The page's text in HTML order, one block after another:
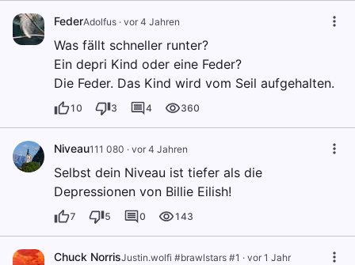
FederAdolfus · vor 4 Jahren
Was fällt schneller runter?
Ein depri Kind oder eine Feder?
Die Feder. Das Kind wird vom Seil aufgehalten.
10 3 4 360
Niveau111 080 · vor 4 Jahren
Selbst dein Niveau ist tiefer als die
Depressionen von Billie Eilish!
7 5 0 143
Chuck NorrisJustin.wolfi #brawlstars #1 · vor 1 Jahr